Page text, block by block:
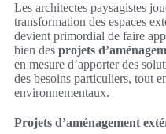
Les architectes paysagistes
transformation des espaces
devient primordial de faire
bien des projets
en mesure d’apporter des
des besoins particuliers, tout
environnementaux.
Projets d’aménagement